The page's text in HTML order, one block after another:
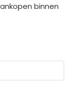
binnen